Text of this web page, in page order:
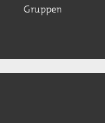
Gruppen